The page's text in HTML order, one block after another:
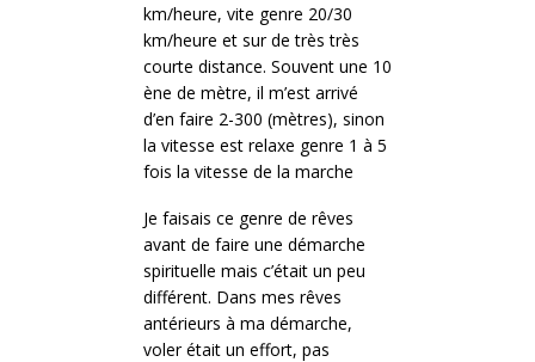
km/heure, vite genre 20/30
km/heure et sur de très très
courte distance. Souvent une 10
ène de mètre, il m’est arrivé
d’en faire 2-300 (mètres), sinon
la vitesse est relaxe genre 1 à 5
fois la vitesse de la marche
Je faisais ce genre de rêves
avant de faire une démarche
spirituelle mais c’était un peu
différent. Dans mes rêves
antérieurs à ma démarche,
voler était un effort, pas